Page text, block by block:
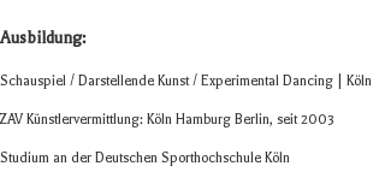
Aus­bil­dung:
Schau­spiel / Dar­stel­lende Kunst / Expe­ri­men­tal Dancing | Köln
ZAV Künst­ler­ver­mitt­lung: Köln Ham­burg Ber­lin, seit 2003
Stu­dium an der Deut­schen Sport­hoch­schule Köln